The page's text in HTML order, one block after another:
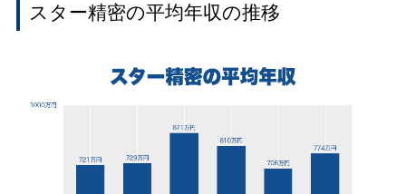
スター精密の平均年収の推移